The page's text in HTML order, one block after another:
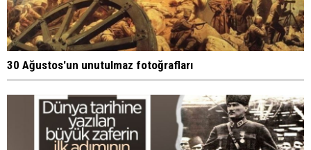
30 Ağustos'un unutulmaz fotoğrafları